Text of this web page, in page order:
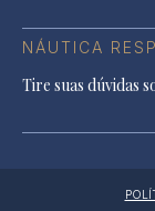
NÁUTICA
Tire suas dúvidas